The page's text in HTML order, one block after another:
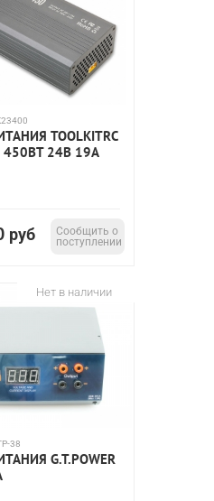
TOOLKITRC
450ВТ 24В 19А
руб
Сообщить о
поступлении
Нет в наличии
38
G.T.POWER